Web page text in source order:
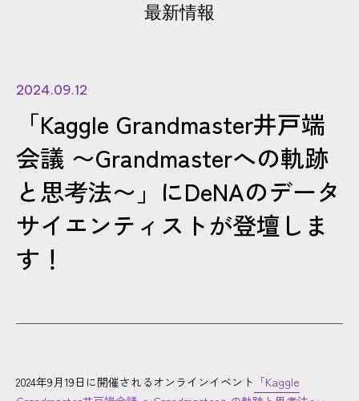
CONTACT
最新情報
2024.09.12
「Kaggle Grandmaster井戸端
会議 〜Grandmasterへの軌跡
と思考法〜」にDeNAのデータ
サイエンティストが登壇しま
す！
2024年9月19日に開催されるオンラインイベント 「Kaggle